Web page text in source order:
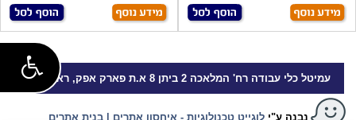
עמיטל כלי עבודה רח' המלאכה 2 ביתן 8 א.ת פארק אפק, ראש העין
נבנה ע"ילוגייט טכנולוגיות - איחסון אתרים | בנית אתרים